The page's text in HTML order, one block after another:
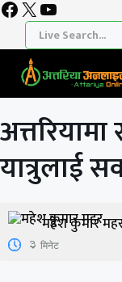
Skip
content
Facebook
X YouTube
यात्रुलाई
महेश कुमार
3 मिनेट